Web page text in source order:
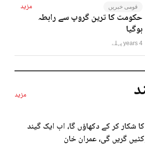
قومی خبریں مزید
حکومت کا ترین گروپ سے رابطہ
ہوگیا
4 years پہلے
مزید
شکار کر کے دکھاؤں گا، اب ایک گیند